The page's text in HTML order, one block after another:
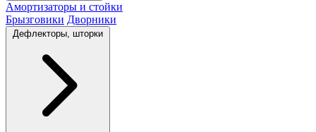
Амортизаторы и стойки
Брызговики Дворники
Дефлекторы, шторки